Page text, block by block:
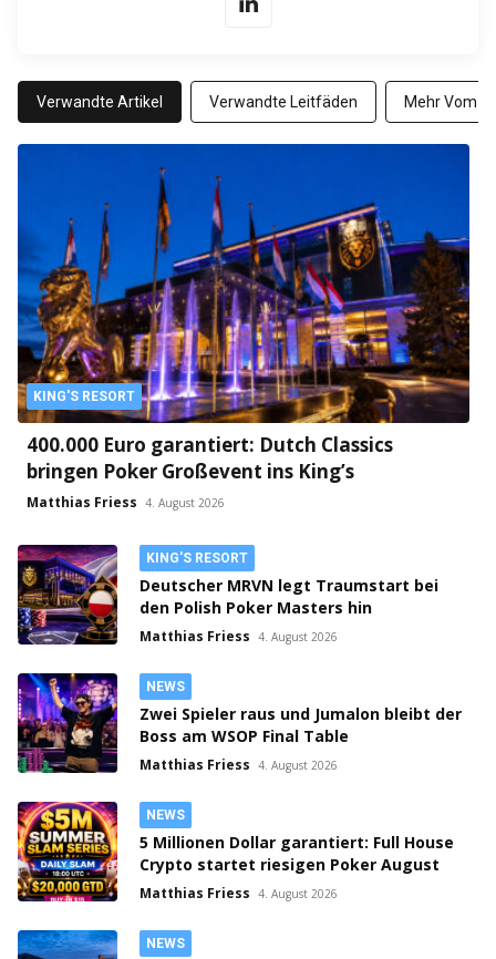
Verwandte Artikel Verwandte Leitfäden Mehr Vom
KING'S RESORT
400.000 Euro garantiert: Dutch Classics
bringen Poker Großevent ins King’s
Matthias Friess 4. August 2026
KING'S RESORT
Deutscher MRVN legt Traumstart bei
den Polish Poker Masters hin
Matthias Friess 4. August 2026
NEWS
Zwei Spieler raus und Jumalon bleibt der
Boss am WSOP Final Table
Matthias Friess 4. August 2026
NEWS
5 Millionen Dollar garantiert: Full House
Crypto startet riesigen Poker August
Matthias Friess 4. August 2026
NEWS